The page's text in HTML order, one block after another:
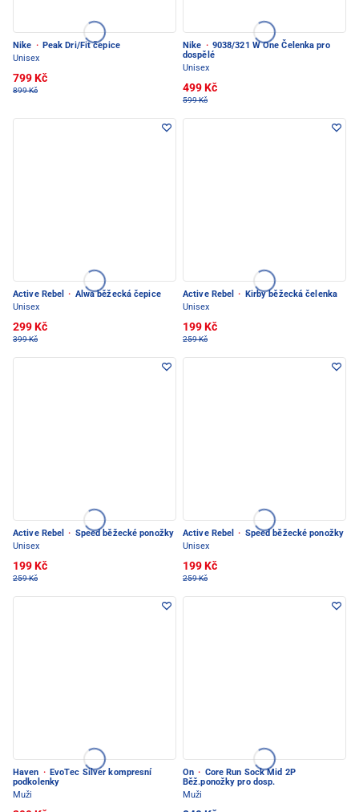
Nike · Peak Dri/Fit čepice
Unisex
799 Kč
899 Kč
Nike · 9038/321 W One Čelenka pro
dospělé
Unisex
499 Kč
599 Kč
Active Rebel · Alwa běžecká čepice
Unisex
299 Kč
399 Kč
Active Rebel ·
Kirby běžecká čelenka
Unisex
199 Kč
259 Kč
Active Rebel · Speed běžecké ponožky
Unisex
199 Kč
259 Kč
Active Rebel · Speed běžecké ponožky
Unisex
199 Kč
259 Kč
Haven · EvoTec Silver kompresní
podkolenky
Muži
On · Core Run Sock Mid 2P
Běž.ponožky pro dosp.
Muži